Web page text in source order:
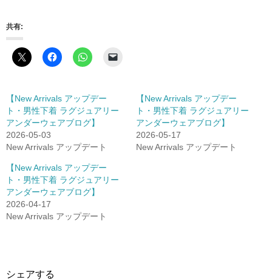
共有:
【New Arrivals アップデー
ト・男性下着 ラグジュアリー
アンダーウェアブログ】
2026-05-03
New Arrivals アップデート
【New Arrivals アップデー
ト・男性下着 ラグジュアリー
アンダーウェアブログ】
2026-05-17
New Arrivals アップデート
【New Arrivals アップデー
ト・男性下着 ラグジュアリー
アンダーウェアブログ】
2026-04-17
New Arrivals アップデート
シェアする